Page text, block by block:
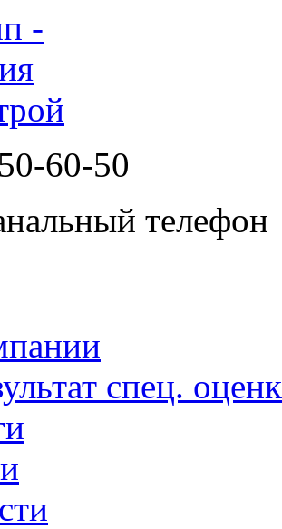
60-50
телефон
спец.